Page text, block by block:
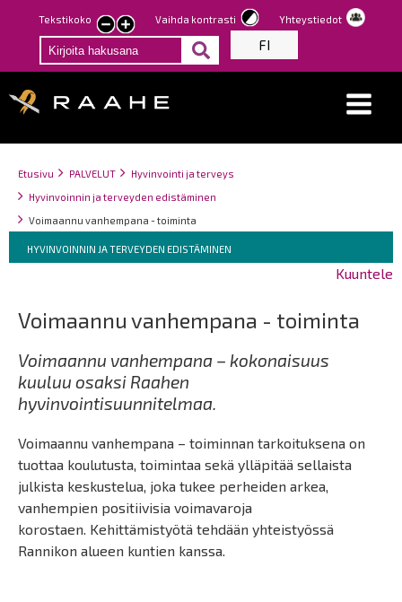
Hyppää
pääsisältöön
Tekstikoko
Pienennä
tekstin
kokoa
Suurenna
tekstin
kokoa
Vaihda kontrasti Yhteystiedot
FI
Breadcrumbs
You
are
here:
Etusivu PALVELUT
Hyvinvointi ja terveys
Hyvinvoinnin ja terveyden edistäminen
Voimaannu vanhempana - toiminta
Breadcrumbs
You
are
HYVINVOINNIN JA TERVEYDEN EDISTÄMINEN
Kuuntele
Voimaannu vanhempana - toiminta
Voimaannu vanhempana – kokonaisuus
kuuluu osaksi Raahen
hyvinvointisuunnitelmaa.
Voimaannu vanhempana – toiminnan tarkoituksena on
tuottaa koulutusta, toimintaa sekä ylläpitää sellaista
julkista keskustelua, joka tukee perheiden arkea,
vanhempien positiivisia voimavaroja
korostaen. Kehittämistyötä tehdään yhteistyössä
Rannikon alueen kuntien kanssa.